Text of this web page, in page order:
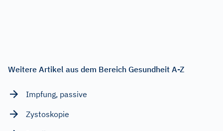
Weitere Artikel aus dem Bereich Gesundheit A-Z
Impfung, passive
Zystoskopie